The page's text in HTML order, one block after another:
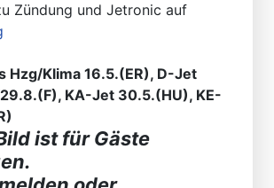
Zündung und Jetronic auf
Hzg/Klima 16.5.(ER), D-Jet
KA-Jet 30.5.(HU), KE-
ist für Gäste